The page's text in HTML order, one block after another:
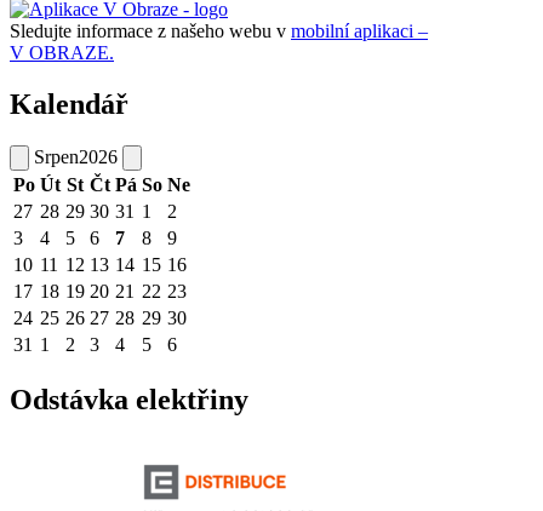
Sledujte informace z našeho webu v mobilní aplikaci –
V OBRAZE.
Kalendář
Srpen2026
Po Út St Čt Pá So Ne
27 28 29 30 31 1
2
3
4 5 6 7 8
9
10 11 12 13 14 15 16
17 18 19 20 21 22 23
24 25 26 27 28 29 30
31 1 2 3 4 5 6
Odstávka elektřiny